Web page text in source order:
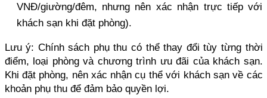
VNĐ/giường/đêm, nhưng nên xác nhận trực tiếp với
khách sạn khi đặt phòng).
Lưu ý: Chính sách phụ thu có thể thay đổi tùy từng thời
điểm, loại phòng và chương trình ưu đãi của khách sạn.
Khi đặt phòng, nên xác nhận cụ thể với khách sạn về các
khoản phụ thu để đảm bảo quyền lợi.